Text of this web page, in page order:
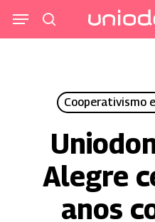
para
Menu
Cooperativismo
Alegre
anos